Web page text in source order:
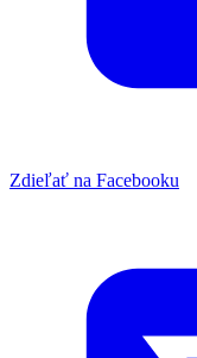
Zdieľať na Facebooku